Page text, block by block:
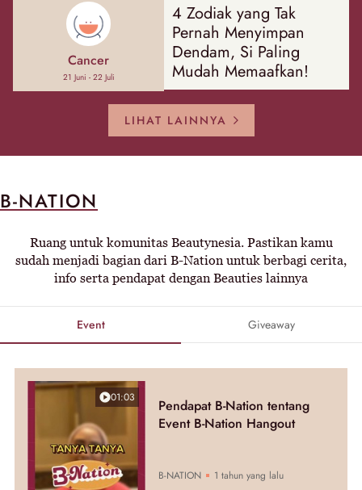
Cancer
21 Juni - 22 Juli
4 Zodiak yang Tak
Pernah Menyimpan
Dendam, Si Paling
Mudah Memaafkan!
LIHAT LAINNYA
B-NATION
Ruang untuk komunitas Beautynesia. Pastikan kamu
sudah menjadi bagian dari B-Nation untuk berbagi cerita,
info serta pendapat dengan Beauties lainnya
Event Giveaway
01:03
Pendapat B-Nation tentang
Event B-Nation Hangout
B-NATION 1 tahun yang lalu